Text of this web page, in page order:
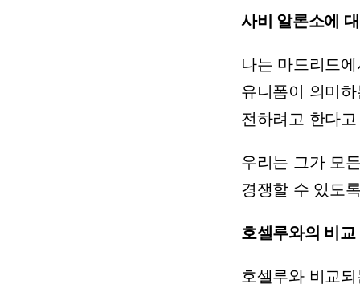
사비 알론소에
나는 마드리드
유니폼이 의미
전하려고 한다고
우리는 그가 모
경쟁할 수 있도
호셀루와의 비교
호셀루와 비교